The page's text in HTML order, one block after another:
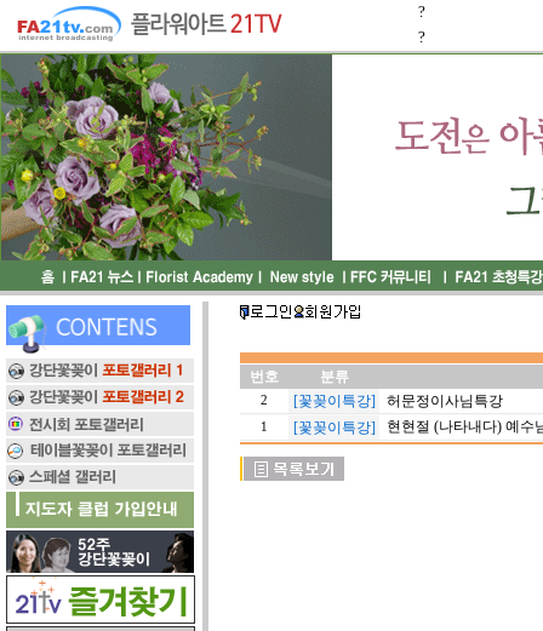
?
?
번호 분류
2 [꽃꽂이특강] 허문정이사님특강
1 [꽃꽂이특강] 현현절 (나타내다) 예수